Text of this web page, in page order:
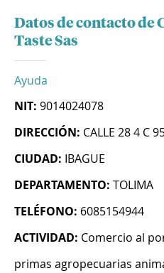
Datos de contacto de
Taste Sas
Ayuda
NIT: 9014024078
DIRECCIÓN: CALLE 28 4 C
CIUDAD: IBAGUE
DEPARTAMENTO: TOLIMA
TELÉFONO: 6085154944
ACTIVIDAD: Comercio al
primas agropecuarias